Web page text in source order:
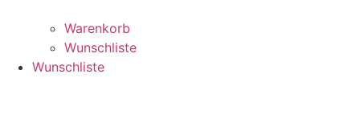
Warenkorb
Wunschliste
Wunschliste